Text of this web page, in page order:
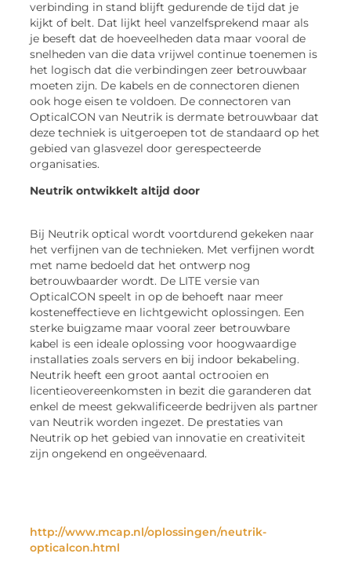
verbinding in stand blijft gedurende de tijd dat je
kijkt of belt. Dat lijkt heel vanzelfsprekend maar als
je beseft dat de hoeveelheden data maar vooral de
snelheden van die data vrijwel continue toenemen is
het logisch dat die verbindingen zeer betrouwbaar
moeten zijn. De kabels en de connectoren dienen
ook hoge eisen te voldoen. De connectoren van
OpticalCON van Neutrik is dermate betrouwbaar dat
deze techniek is uitgeroepen tot de standaard op het
gebied van glasvezel door gerespecteerde
organisaties.
Neutrik ontwikkelt altijd door
Bij Neutrik optical wordt voortdurend gekeken naar
het verfijnen van de technieken. Met verfijnen wordt
met name bedoeld dat het ontwerp nog
betrouwbaarder wordt. De LITE versie van
OpticalCON speelt in op de behoeft naar meer
kosteneffectieve en lichtgewicht oplossingen. Een
sterke buigzame maar vooral zeer betrouwbare
kabel is een ideale oplossing voor hoogwaardige
installaties zoals servers en bij indoor bekabeling.
Neutrik heeft een groot aantal octrooien en
licentieovereenkomsten in bezit die garanderen dat
enkel de meest gekwalificeerde bedrijven als partner
van Neutrik worden ingezet. De prestaties van
Neutrik op het gebied van innovatie en creativiteit
zijn ongekend en ongeëvenaard.
http://www.mcap.nl/oplossingen/neutrik-
opticalcon.html